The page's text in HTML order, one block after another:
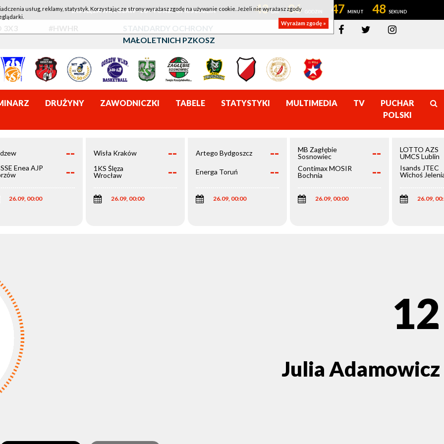
1KS ŚLĘZA WROCŁAW - LOTTO AZS UMCS LUBLIN 43 06 47 47
3X3
#HWHR
STANDARDY OCHRONY
MAŁOLETNICH PZKOSZ
DRUŻYNY ZAWODNICZKI TABELE STATYSTYKI MULTIMEDIA TV
PUCHAR
POLSKI
--
Enea AJP
--
26.09, 00:00
Wisła Kraków --
1KS Ślęza
Wrocław
--
26.09, 00:00
Artego Bydgoszcz --
Energa Toruń --
26.09, 00:00
MB Zagłębie
Sosnowiec
--
Contimax MOSIR
Bochnia
--
26.09, 00:00
LOTTO AZS
UMCS Lublin
Isands JTEC
Wichoś
26.09,
12
Julia Adamowicz
usług, reklamy, statystyk. Korzystając ze strony wyrażasz zgodę na używanie cookie. Jeżeli nie wyrażasz zgody
Wyrażam zgodę »